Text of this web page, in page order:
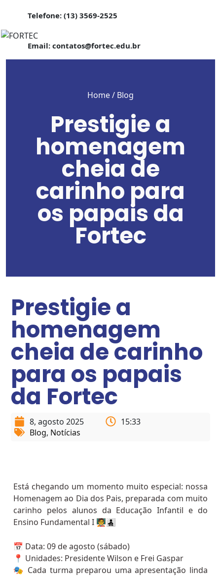
Telefone: (13) 3569-2525
Email: contatos@fortec.edu.br
Home/ Blog
Prestigie a
homenagem
cheia de
carinho para
os papais da
Fortec
Prestigie a
homenagem
cheia de carinho
para os papais
da Fortec
8, agosto 2025
15:33
Blog, Notícias
Está chegando um momento muito especial: nossa
Homenagem ao Dia dos Pais, preparada com muito
carinho pelos alunos da Educação Infantil e do
Ensino Fundamental I 🧑‍🏫👨‍👧‍👦
📅 Data: 09 de agosto (sábado)
📍 Unidades: Presidente Wilson e Frei Gaspar
🎭 Cada turma preparou uma apresentação linda